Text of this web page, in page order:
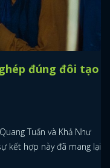
đúng đôi tạo
Tuấn và Khả Như
kết hợp này đã mang lại